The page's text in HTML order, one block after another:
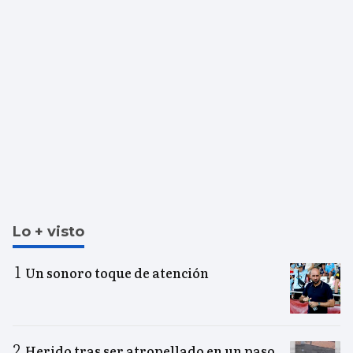
Lo + visto
Un sonoro toque de atención